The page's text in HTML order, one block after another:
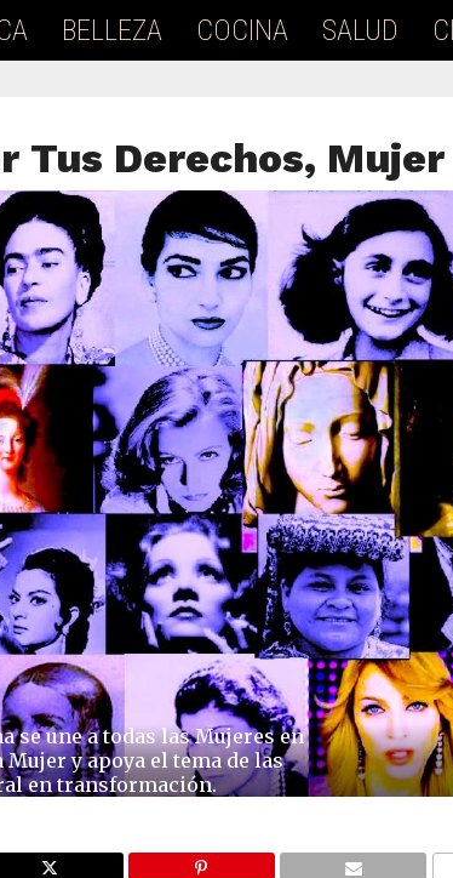
BELLEZA COCINA SALUD
Tus Derechos, Mujer
se une a todas las Mujeres en
y apoya el tema de las
en transformación.